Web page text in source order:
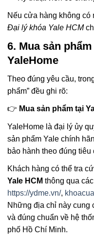
Nếu cửa hàng không
Đại lý khóa Yale HCM
6. Mua sản
YaleHome
Theo đúng yêu cầu,
phẩm” đều ghi rõ:
👉 Mua sản phẩm tại
YaleHome là đại lý ủy
sản phẩm Yale chính
bảo hành theo đúng tiêu
Khách hàng có thể tra
Yale HCM thông qua
https://ydme.vn/,
Những địa chỉ này cung
và đúng chuẩn về hệ
phố Hồ Chí Minh.